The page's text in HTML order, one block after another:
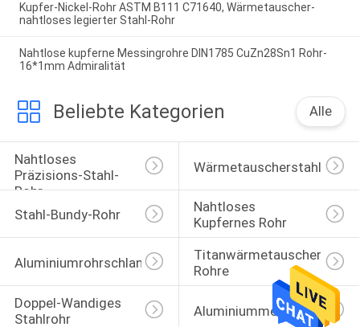
Kupfer-Nickel-Rohr ASTM B111 C71640, Wärmetauscher-
nahtloses legierter Stahl-Rohr
Nahtlose kupferne Messingrohre DIN1785 CuZn28Sn1 Rohr-
16*1mm Admiralität
Beliebte Kategorien Alle
Nahtloses
Präzisions-Stahl-
Rohr
Wärmetauscherstahlrohr
Stahl-Bundy-Rohr
Nahtloses
Kupfernes Rohr
Aluminiumrohrschlange
Titanwärmetauscher-
Rohre
Doppel-Wandiges
Stahlrohr
Aluminiummessingrohre